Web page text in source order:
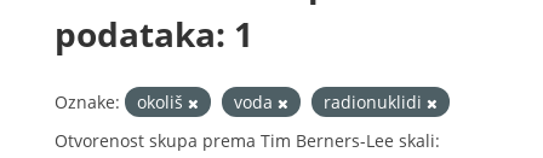
podataka: 1
Oznake: okoliš voda
radionuklidi
Otvorenost skupa prema Tim Berners-Lee skali: